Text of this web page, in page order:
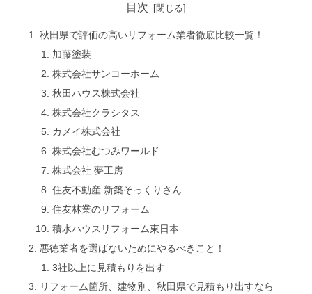
目次
秋田県で評価の高いリフォーム業者徹底比較一覧！
加藤塗装
株式会社サンコーホーム
秋田ハウス株式会社
株式会社クラシタス
カメイ株式会社
株式会社むつみワールド
株式会社 夢工房
住友不動産 新築そっくりさん
住友林業のリフォーム
積水ハウスリフォーム東日本
悪徳業者を選ばないためにやるべきこと！
3社以上に見積もりを出す
リフォーム箇所、建物別、秋田県で見積もり出すなら